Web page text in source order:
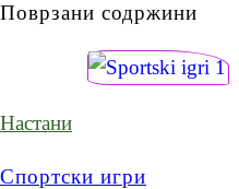
Поврзани содржини
Настани
Спортски игри